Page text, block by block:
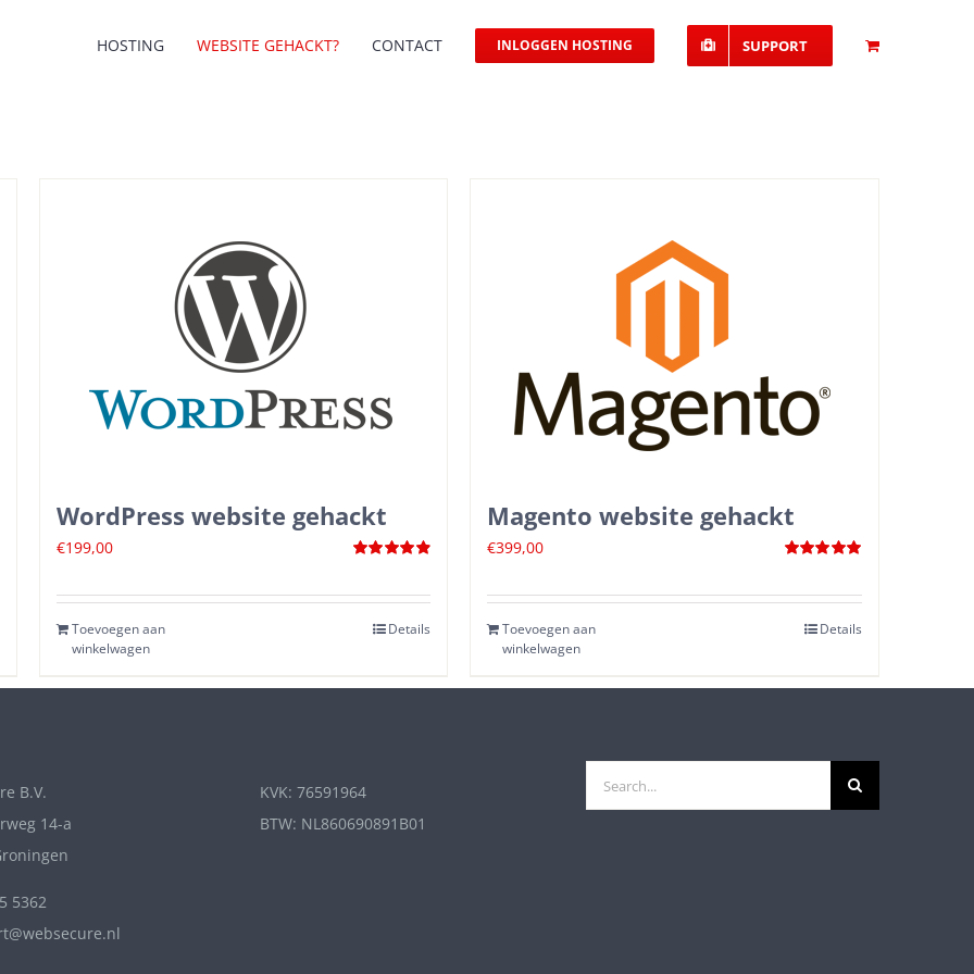
HOSTING WEBSITE GEHACKT? CONTACT INLOGGEN HOSTING SUPPORT
WordPress website gehackt
€199,00
Toevoegen aan
winkelwagen
Details
Magento website gehackt
€399,00
Toevoegen aan
winkelwagen
Details
B.V.
14-a
5362
KVK: 76591964
BTW: NL860690891B01
for: